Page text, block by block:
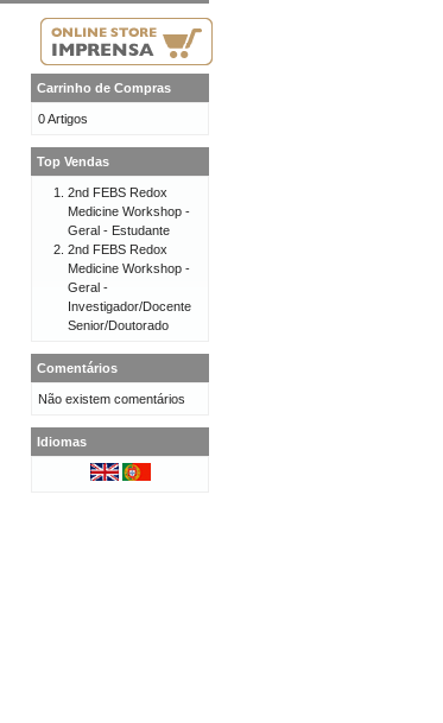
Carrinho de Compras
0 Artigos
Top Vendas
2nd FEBS Redox
Medicine Workshop -
Geral - Estudante
2nd FEBS Redox
Medicine Workshop -
Geral -
Investigador/Docente
Senior/Doutorado
Comentários
Não existem comentários
Idiomas